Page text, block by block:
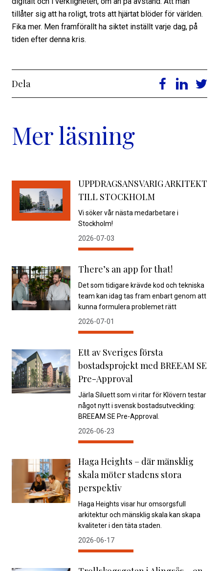
tillåter sig att ha roligt, trots att hjärtat blöder för världen.
Fika mer. Men framförallt ha siktet inställt varje dag, på
tiden efter denna kris.
Dela
Mer läsning
UPPDRAGSANSVARIG ARKITEKT
TILL STOCKHOLM
Vi söker vår nästa medarbetare i
Stockholm!
2026-07-03
There’s an app for that!
Det som tidigare krävde kod och tekniska
team kan idag tas fram enbart genom att
kunna formulera problemet rätt
2026-07-01
Ett av Sveriges första
bostadsprojekt med BREEAM SE
Pre-Approval
Järla Siluett som vi ritar för Klövern testar
något nytt i svensk bostadsutveckling:
BREEAM SE Pre-Approval.
2026-06-23
Haga Heights – där mänsklig
skala möter stadens stora
perspektiv
Haga Heights visar hur omsorgsfull
arkitektur och mänsklig skala kan skapa
kvaliteter i den täta staden.
2026-06-17